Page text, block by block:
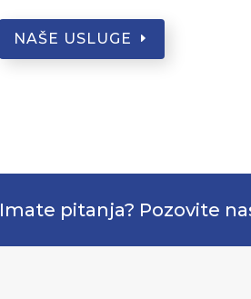
NAŠE USLUGE
Imate pitanja? Pozovite